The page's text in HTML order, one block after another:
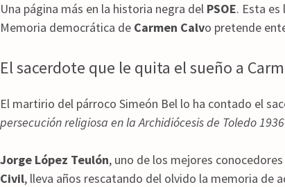
Una página más en la historia negra del PSOE. Esta
Memoria democrática de Carmen Calvo pretende
El sacerdote que le quita el sueño a
El martirio del párroco Simeón Bel lo ha contado el
persecución religiosa en la Archidiócesis de Toledo
Jorge López Teulón, uno de los mejores
Civil, lleva años rescatando del olvido la memoria de